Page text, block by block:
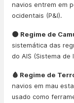
navios entrem em
ocidentais (P&I).
🌑 Regime de
sistemática das
do AIS (Sistema
🩸 Regime de
navios em mau
usado como